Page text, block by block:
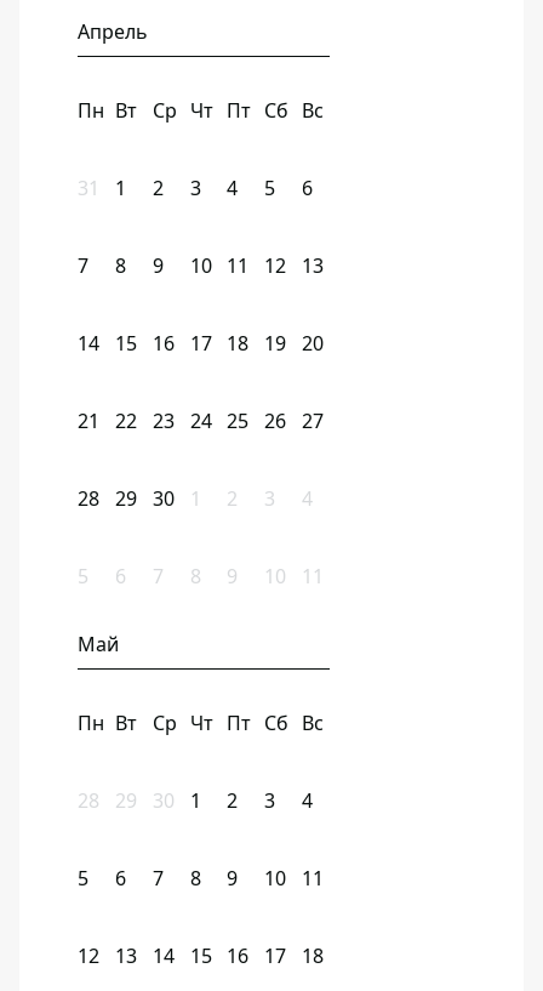
Апрель
Пн Вт Ср Чт Пт Сб Вс
31 1 2 3 4 5 6
7 8 9 10 11 12 13
14 15 16 17 18 19 20
21 22 23 24 25 26 27
28 29 30 1 2 3 4
5 6 7 8 9 10 11
Май
Пн Вт Ср Чт Пт Сб Вс
28 29 30 1 2 3 4
5 6 7 8 9 10 11
12 13 14 15 16 17 18